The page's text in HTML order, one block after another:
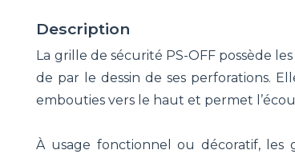
Description
La grille de sécurité PS-OFF possède
de par le dessin de ses perforations.
embouties vers le haut et permet
À usage fonctionnel ou décoratif, les